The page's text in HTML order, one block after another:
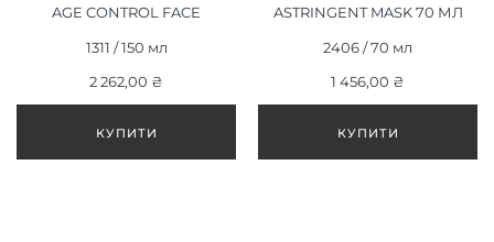
AGE CONTROL FACE
1311 / 150 мл
2 262,00 ₴
ASTRINGENT MASK 70 МЛ
2406 / 70 мл
1 456,00 ₴